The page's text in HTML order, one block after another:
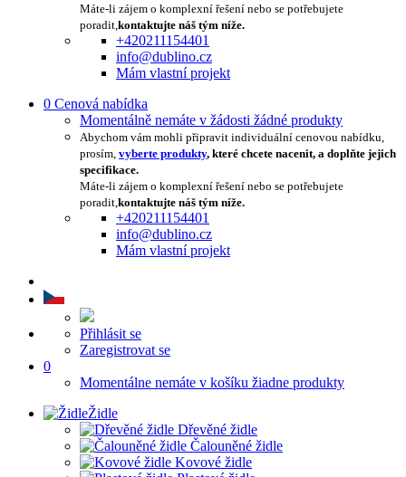
Máte-li zájem o komplexní řešení nebo se potřebujete
poradit,kontaktujte náš tým níže.
+420211154401
info@dublino.cz
Mám vlastní projekt
0 Cenová nabídka
Momentálně nemáte v žádosti žádné produkty
Abychom vám mohli připravit individuální cenovou nabídku,
prosím, vyberte produkty, které chcete nacenit, a doplňte jejich
specifikace.
Máte-li zájem o komplexní řešení nebo se potřebujete
poradit,kontaktujte náš tým níže.
+420211154401
info@dublino.cz
Mám vlastní projekt
Přihlásit se
Zaregistrovat se
0
Momentálne nemáte v košíku žiadne produkty
Židle
Dřevěné židle
Čalouněné židle
Kovové židle